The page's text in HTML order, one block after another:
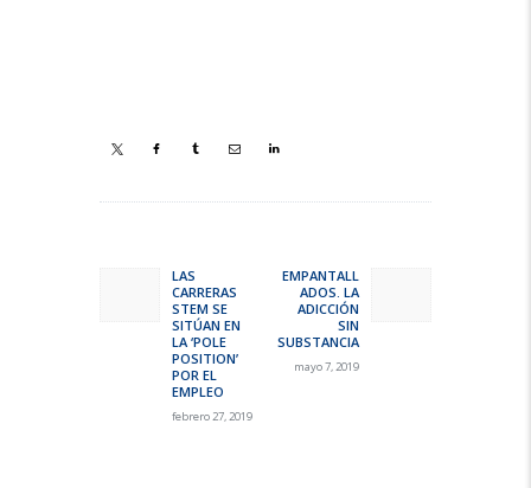
entradas
Previous
post:
LAS
CARRERAS
STEM SE
SITÚAN EN
LA ‘POLE
POSITION’
POR EL
EMPLEO
febrero 27, 2019
EMPANTALL
ADOS. LA
ADICCIÓN
SIN
SUBSTANCIA
mayo 7, 2019